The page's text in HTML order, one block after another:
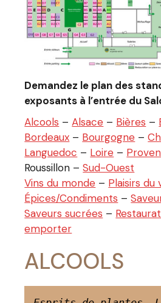
Demandez le plan des
exposants à l’entrée du
Alcools –Alsace – Bières –
Bordeaux – Bourgogne –
Languedoc – Loire –
Roussillon –Sud-Ouest
Vins du monde – Plaisirs du
Épices/Condiments –
Saveurs sucrées –
emporter
ALCOOLS